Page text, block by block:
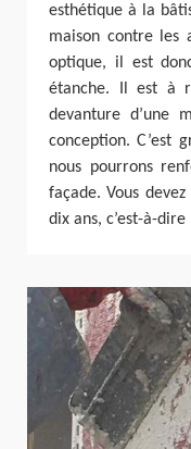
esthétique à la
maison contre les
optique, il est
étanche. Il est à
devanture d’une
conception. C’est
nous pourrons
façade. Vous
dix ans, c’est-à-